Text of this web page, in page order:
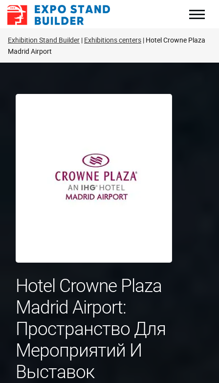
Перейти
Exhibition Stand Builder Exhibitions centers Hotel Crowne Plaza
Madrid Airport
Hotel Crowne Plaza
Madrid Airport:
Пространство Для
Мероприятий И
Выставок